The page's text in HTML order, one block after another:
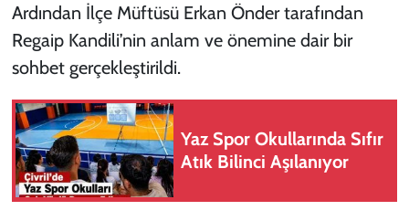
Ardından İlçe Müftüsü Erkan Önder tarafından
Regaip Kandili’nin anlam ve önemine dair bir
sohbet gerçekleştirildi.
Yaz Spor Okullarında Sıfır
Atık Bilinci Aşılanıyor